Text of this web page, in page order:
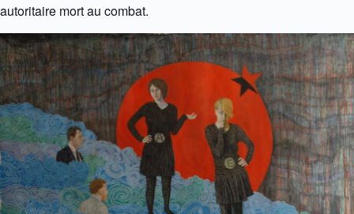
autoritaire mort au combat.